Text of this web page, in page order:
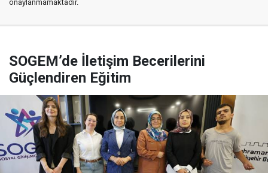
onaylanmamaktadır.
SOGEM’de İletişim Becerilerini
Güçlendiren Eğitim